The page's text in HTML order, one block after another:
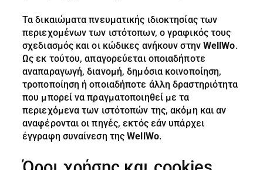
Τα δικαιώματα πνευματικής ιδιοκτησίας των
περιεχομένων των ιστότοπων, ο γραφικός τους
σχεδιασμός και οι κώδικες ανήκουν στην WellWo.
Ως εκ τούτου, απαγορεύεται οποιαδήποτε
αναπαραγωγή, διανομή, δημόσια κοινοποίηση,
τροποποίηση ή οποιαδήποτε άλλη δραστηριότητα
που μπορεί να πραγματοποιηθεί με τα
περιεχόμενα των ιστότοπών της, ακόμη και αν
αναφέρονται οι πηγές, εκτός εάν υπάρχει
έγγραφη συναίνεση τηςWellWo.